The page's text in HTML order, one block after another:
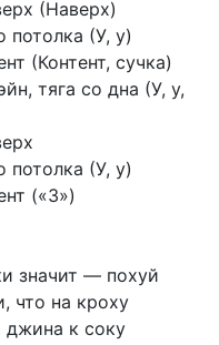
(Наверх)
потолка (У, у)
(Контент, сучка)
тяга со дна (У, у,
потолка (У, у)
(«З»)
значит — похуй
что на кроху
джина к соку